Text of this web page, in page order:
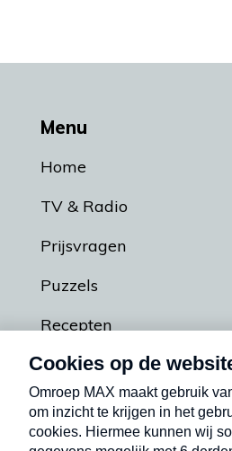
Menu
Home
TV & Radio
Prijsvragen
Puzzels
Recepten
Podcasts